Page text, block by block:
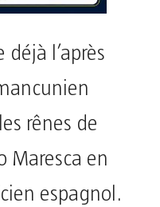
déjà l’après
rênes de
Maresca en
espagnol.